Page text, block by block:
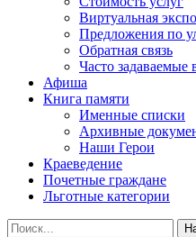
Виртуальная
Предложения по
Обратная связь
Часто задаваемые
Афиша
Книга памяти
Именные списки
Архивные
Наши Герои
Краеведение
Почетные граждане
Льготные категории